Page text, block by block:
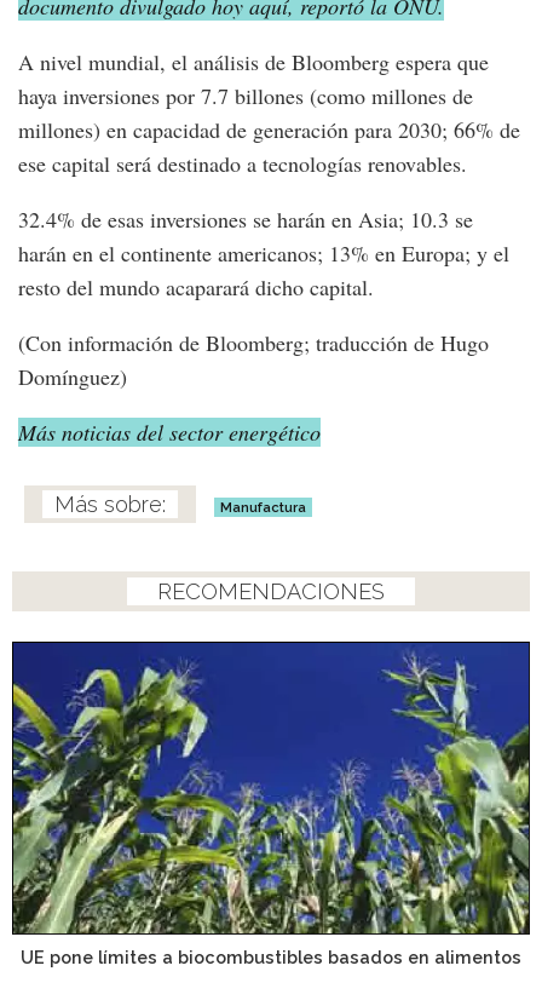
documento divulgado hoy aquí, reportó la ONU.
A nivel mundial, el análisis de Bloomberg espera que
haya inversiones por 7.7 billones (como millones de
millones) en capacidad de generación para 2030; 66% de
ese capital será destinado a tecnologías renovables.
32.4% de esas inversiones se harán en Asia; 10.3 se
harán en el continente americanos; 13% en Europa; y el
resto del mundo acaparará dicho capital.
(Con información de Bloomberg; traducción de Hugo
Domínguez)
Más noticias del sector energético
Manufactura
RECOMENDACIONES
UE pone límites a biocombustibles basados en alimentos